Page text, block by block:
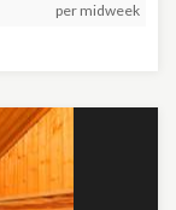
per midweek